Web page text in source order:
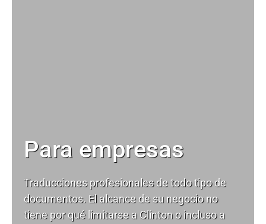
Para empresas
Traducciones profesionales de todo tipo de
documentos. El alcance de su negocio no
tiene por qué limitarse a Clinton o incluso a